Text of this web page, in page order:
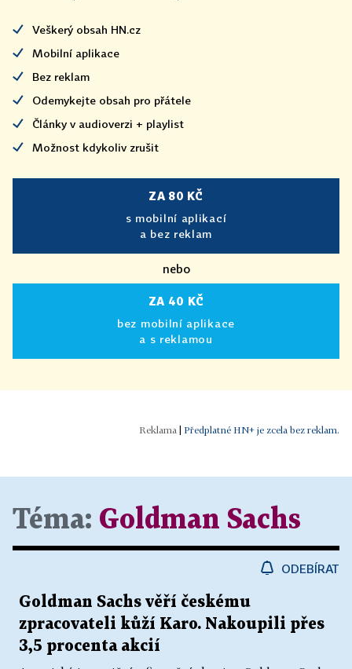
Veškerý obsah HN.cz
Mobilní aplikace
Bez reklam
Odemykejte obsah pro přátele
Články v audioverzi + playlist
Možnost kdykoliv zrušit
ZA 80 KČ
s mobilní aplikací
a bez reklam
nebo
ZA 40 KČ
bez mobilní aplikace
a s reklamou
| Předplatné HN+ je zcela bez reklam.
Téma: Goldman Sachs
ODEBÍRAT
Goldman Sachs věří českému
zpracovateli kůží Karo. Nakoupili přes
3,5 procenta akcií